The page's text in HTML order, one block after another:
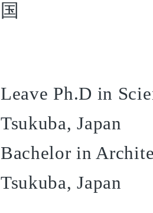
国
Leave Ph.D in
Tsukuba, Japan
Bachelor in
Tsukuba, Japan